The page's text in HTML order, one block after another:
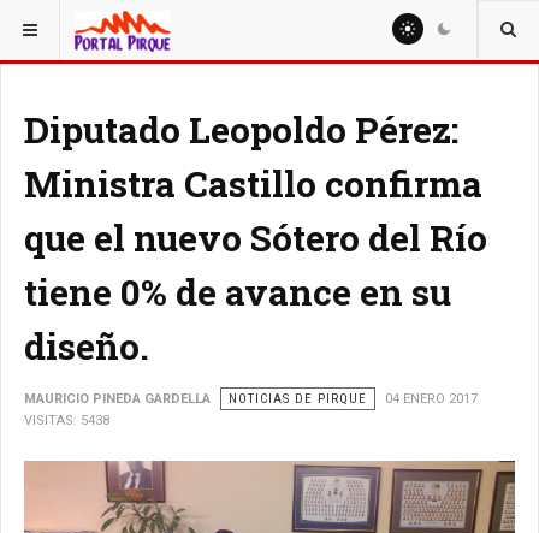
ESTÁ AQUÍ: NOTICIAS
Diputado Leopoldo Pérez:
Ministra Castillo confirma
que el nuevo Sótero del Río
tiene 0% de avance en su
diseño.
MAURICIO PINEDA GARDELLA NOTICIAS DE PIRQUE
04 ENERO 2017
VISITAS: 5438